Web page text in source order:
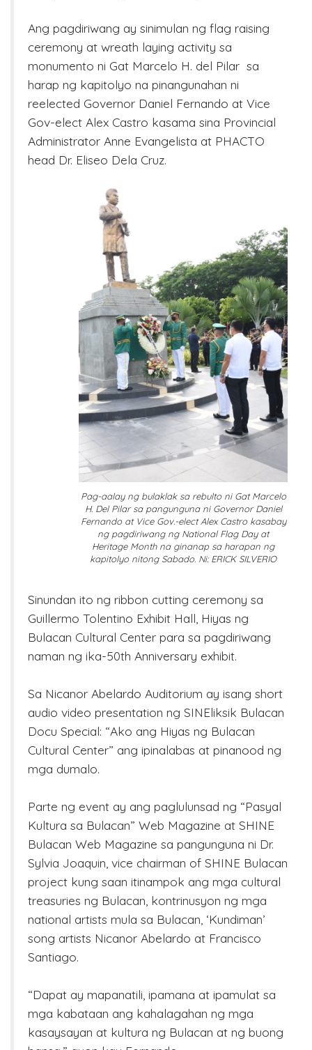
Ang pagdiriwang ay sinimulan ng flag raising
ceremony at wreath laying activity sa
monumento ni Gat Marcelo H. del Pilar sa
harap ng kapitolyo na pinangunahan ni
reelected Governor Daniel Fernando at Vice
Gov-elect Alex Castro kasama sina Provincial
Administrator Anne Evangelista at PHACTO
head Dr. Eliseo Dela Cruz.
Pag-aalay ng bulaklak sa rebulto ni Gat Marcelo
H. Del Pilar sa pangunguna ni Governor Daniel
Fernando at Vice Gov.-elect Alex Castro kasabay
ng pagdiriwang ng National Flag Day at
Heritage Month na ginanap sa harapan ng
kapitolyo nitong Sabado. Ni: ERICK SILVERIO
Sinundan ito ng ribbon cutting ceremony sa
Guillermo Tolentino Exhibit Hall, Hiyas ng
Bulacan Cultural Center para sa pagdiriwang
naman ng ika-50th Anniversary exhibit.
Sa Nicanor Abelardo Auditorium ay isang short
audio video presentation ng SINEliksik Bulacan
Docu Special: “Ako ang Hiyas ng Bulacan
Cultural Center” ang ipinalabas at pinanood ng
mga dumalo.
Parte ng event ay ang paglulunsad ng “Pasyal
Kultura sa Bulacan” Web Magazine at SHINE
Bulacan Web Magazine sa pangunguna ni Dr.
Sylvia Joaquin, vice chairman of SHINE Bulacan
project kung saan itinampok ang mga cultural
treasuries ng Bulacan, kontrinusyon ng mga
national artists mula sa Bulacan, ‘Kundiman’
song artists Nicanor Abelardo at Francisco
Santiago.
“Dapat ay mapanatili, ipamana at ipamulat sa
mga kabataan ang kahalagahan ng mga
kasaysayan at kultura ng Bulacan at ng buong